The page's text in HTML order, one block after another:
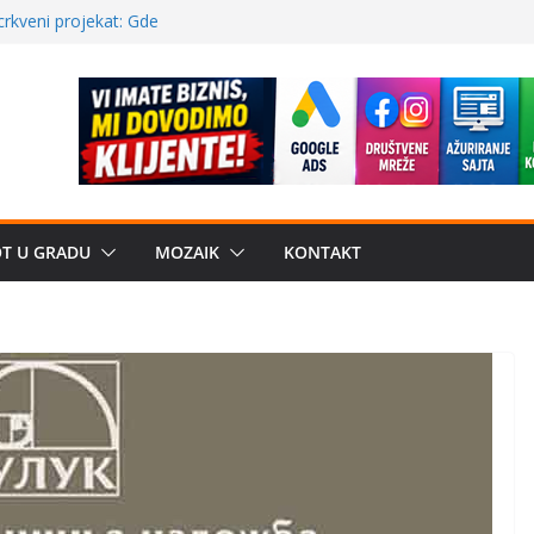
projekat: Gde
i sekularne
traženije Španija,
mira dočekao
U GRADU MOZAIK KONTAKT